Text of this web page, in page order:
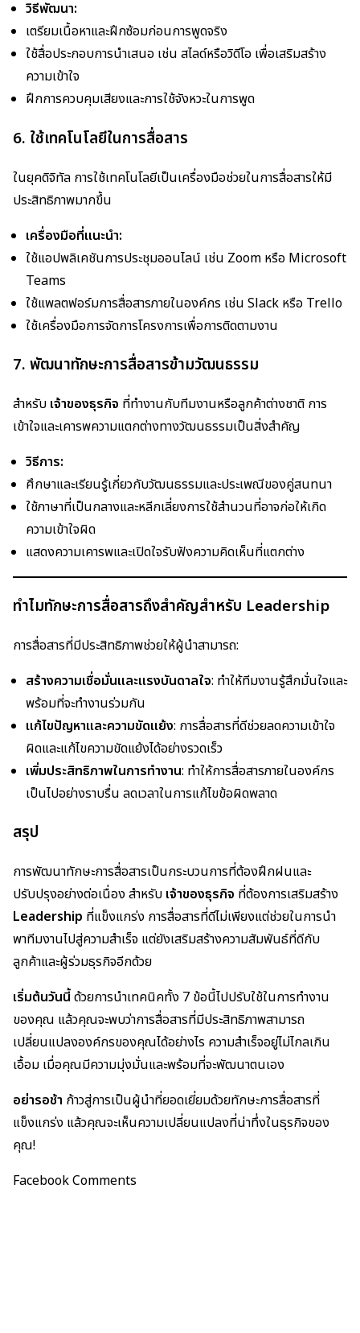
วิธีพัฒนา:
เตรียมเนื้อหาและฝึกซ้อมก่อนการพูดจริง
ใช้สื่อประกอบการนำเสนอ เช่น สไลด์หรือวิดีโอ เพื่อเสริมสร้าง
ความเข้าใจ
ฝึกการควบคุมเสียงและการใช้จังหวะในการพูด
6. ใช้เทคโนโลยีในการสื่อสาร
ในยุคดิจิทัล การใช้เทคโนโลยีเป็นเครื่องมือช่วยในการสื่อสารให้มี
ประสิทธิภาพมากขึ้น
เครื่องมือที่แนะนำ:
ใช้แอปพลิเคชันการประชุมออนไลน์ เช่น Zoom หรือ Microsoft
Teams
ใช้แพลตฟอร์มการสื่อสารภายในองค์กร เช่น Slack หรือ Trello
ใช้เครื่องมือการจัดการโครงการเพื่อการติดตามงาน
7. พัฒนาทักษะการสื่อสารข้ามวัฒนธรรม
สำหรับ เจ้าของธุรกิจ ที่ทำงานกับทีมงานหรือลูกค้าต่างชาติ การ
เข้าใจและเคารพความแตกต่างทางวัฒนธรรมเป็นสิ่งสำคัญ
วิธีการ:
ศึกษาและเรียนรู้เกี่ยวกับวัฒนธรรมและประเพณีของคู่สนทนา
ใช้ภาษาที่เป็นกลางและหลีกเลี่ยงการใช้สำนวนที่อาจก่อให้เกิด
ความเข้าใจผิด
แสดงความเคารพและเปิดใจรับฟังความคิดเห็นที่แตกต่าง
ทำไมทักษะการสื่อสารถึงสำคัญสำหรับ Leadership
การสื่อสารที่มีประสิทธิภาพช่วยให้ผู้นำสามารถ:
สร้างความเชื่อมั่นและแรงบันดาลใจ: ทำให้ทีมงานรู้สึกมั่นใจและ
พร้อมที่จะทำงานร่วมกัน
แก้ไขปัญหาและความขัดแย้ง: การสื่อสารที่ดีช่วยลดความเข้าใจ
ผิดและแก้ไขความขัดแย้งได้อย่างรวดเร็ว
เพิ่มประสิทธิภาพในการทำงาน: ทำให้การสื่อสารภายในองค์กร
เป็นไปอย่างราบรื่น ลดเวลาในการแก้ไขข้อผิดพลาด
สรุป
การพัฒนาทักษะการสื่อสารเป็นกระบวนการที่ต้องฝึกฝนและ
ปรับปรุงอย่างต่อเนื่อง สำหรับ เจ้าของธุรกิจ ที่ต้องการเสริมสร้าง
Leadership ที่แข็งแกร่ง การสื่อสารที่ดีไม่เพียงแต่ช่วยในการนำ
พาทีมงานไปสู่ความสำเร็จ แต่ยังเสริมสร้างความสัมพันธ์ที่ดีกับ
ลูกค้าและผู้ร่วมธุรกิจอีกด้วย
เริ่มต้นวันนี้ด้วยการนำเทคนิคทั้ง 7 ข้อนี้ไปปรับใช้ในการทำงาน
ของคุณ แล้วคุณจะพบว่าการสื่อสารที่มีประสิทธิภาพสามารถ
เปลี่ยนแปลงองค์กรของคุณได้อย่างไร ความสำเร็จอยู่ไม่ไกลเกิน
เอื้อม เมื่อคุณมีความมุ่งมั่นและพร้อมที่จะพัฒนาตนเอง
อย่ารอช้า ก้าวสู่การเป็นผู้นำที่ยอดเยี่ยมด้วยทักษะการสื่อสารที่
แข็งแกร่ง แล้วคุณจะเห็นความเปลี่ยนแปลงที่น่าทึ่งในธุรกิจของ
คุณ!
Facebook Comments